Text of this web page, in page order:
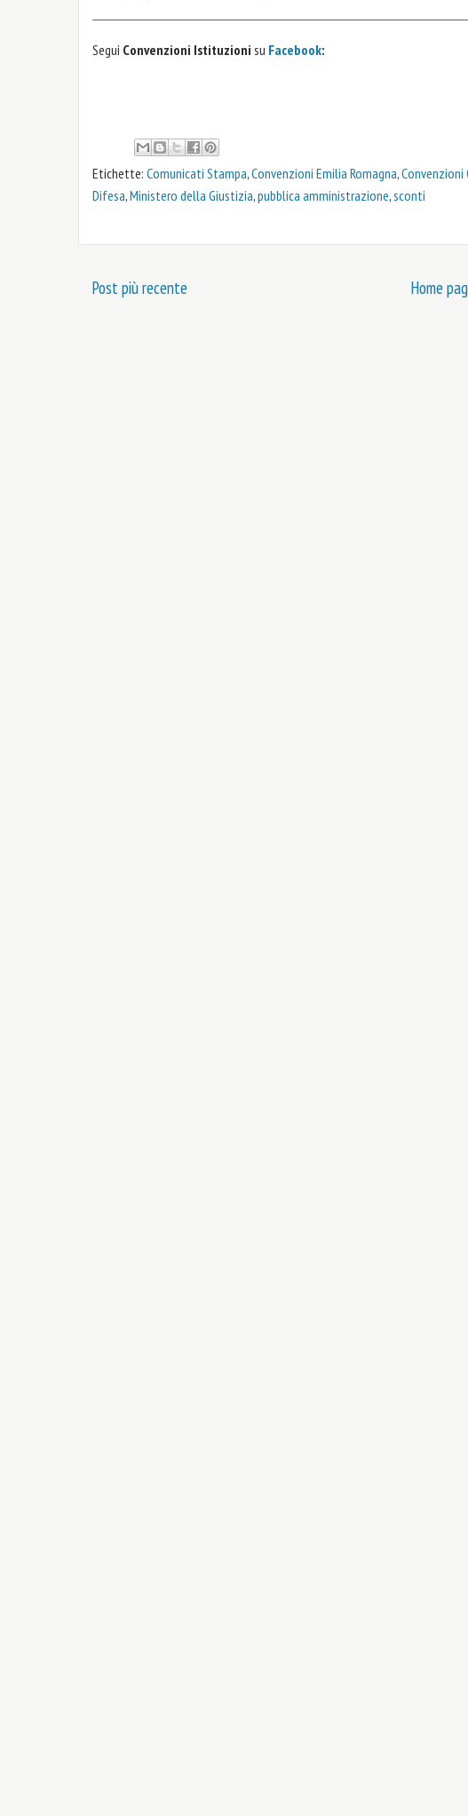
Segui Convenzioni Istituzioni su Facebook:
Etichette: Comunicati Stampa,Convenzioni Emilia Romagna,Convenzioni
Difesa,Ministero della Giustizia,pubblica amministrazione,sconti
Post più recente Home